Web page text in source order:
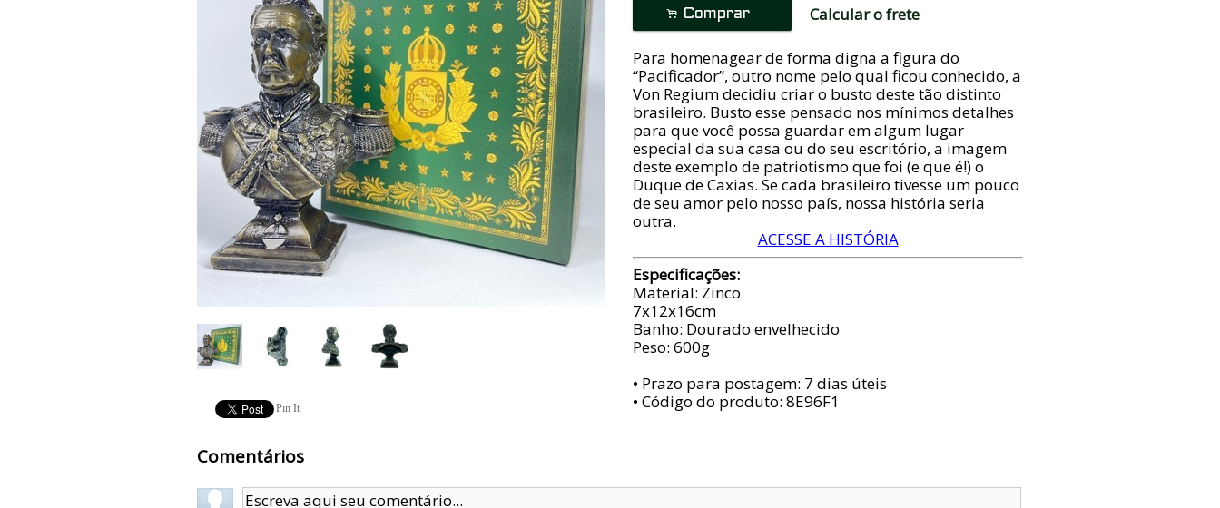
Pin It
. Comprar Calcular o frete
Para homenagear de forma digna a figura do
“Pacificador”, outro nome pelo qual ficou conhecido, a
Von Regium decidiu criar o busto deste tão distinto
brasileiro. Busto esse pensado nos mínimos detalhes
para que você possa guardar em algum lugar
especial da sua casa ou do seu escritório, a imagem
deste exemplo de patriotismo que foi (e que é!) o
Duque de Caxias. Se cada brasileiro tivesse um pouco
de seu amor pelo nosso país, nossa história seria
outra.
ACESSE A HISTÓRIA
Especificações:
Material: Zinco
7x12x16cm
Banho: Dourado envelhecido
Peso: 600g
• Prazo para postagem: 7 dias úteis
• Código do produto: 8E96F1
Comentários